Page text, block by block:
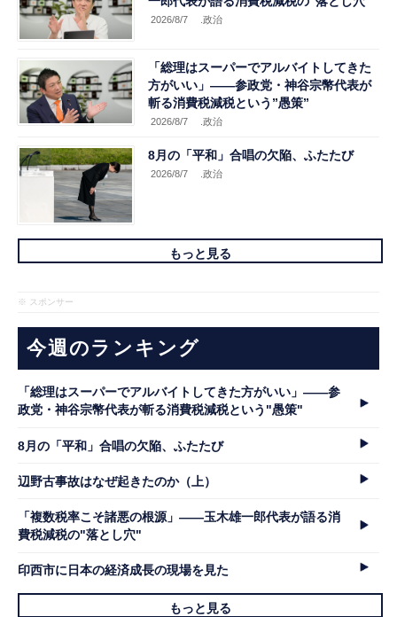
2026/8/7 .政治
「総理はスーパーでアルバイトしてきた
方がいい」――参政党・神谷宗幣代表が
斬る消費税減税という”愚策”
2026/8/7 .政治
8月の「平和」合唱の欠陥、ふたたび
2026/8/7 .政治
もっと見る
※ スポンサー
今週のランキング
「総理はスーパーでアルバイトしてきた方がいい」――参
政党・神谷宗幣代表が斬る消費税減税という"愚策"
8月の「平和」合唱の欠陥、ふたたび
辺野古事故はなぜ起きたのか（上）
「複数税率こそ諸悪の根源」――玉木雄一郎代表が語る消
費税減税の"落とし穴"
印西市に日本の経済成長の現場を見た
もっと見る